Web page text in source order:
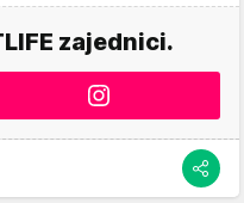
zajednici.